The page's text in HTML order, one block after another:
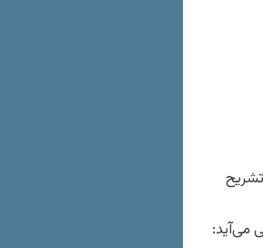
می‌آید: